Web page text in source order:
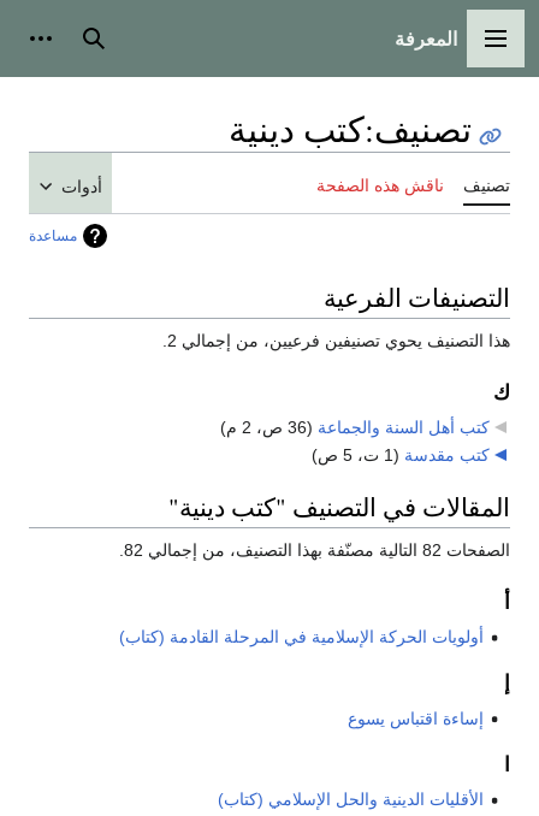
القائمة الرئيسية
المعرفة بحث
تصنيف:كتب دينية
تصنيف ناقش هذه الصفحة أدوات
مساعدة
التصنيفات الفرعية
هذا التصنيف يحوي تصنيفين فرعيين، من إجمالي 2.
ك
كتب أهل السنة والجماعة (36 ص، 2 م)
كتب مقدسة (1 ت، 5 ص)
المقالات في التصنيف "كتب دينية"
الصفحات 82 التالية مصنّفة بهذا التصنيف، من إجمالي 82.
أولويات الحركة الإسلامية في المرحلة القادمة (كتاب)
إ
إساءة اقتباس يسوع
الأقليات الدينية والحل الإسلامي (كتاب)